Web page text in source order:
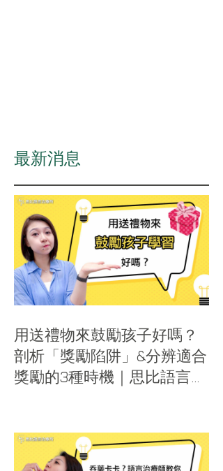
​最新消息
用送禮物來鼓勵孩子好嗎？
剖析「獎勵陷阱」&分辨適合
獎勵的3種時機｜思比語言治